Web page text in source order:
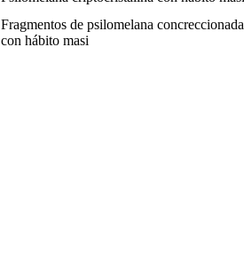
Fragmentos de psilomelana
con hábito masi